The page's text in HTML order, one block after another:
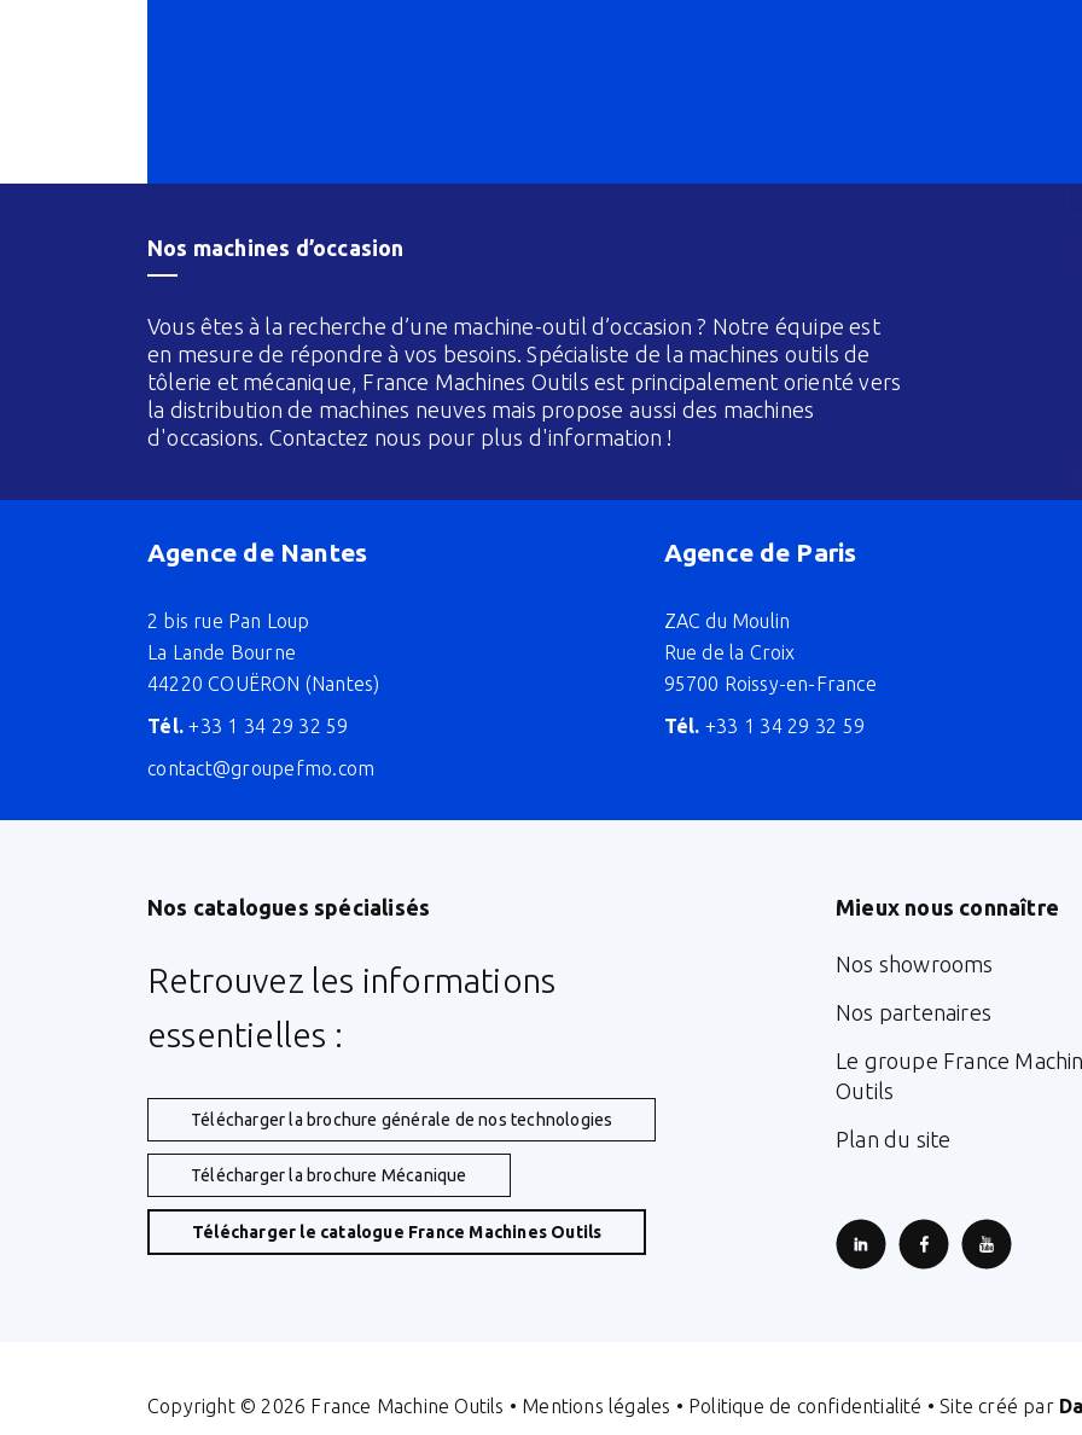
Nos machines d’occasion
Vous êtes à la recherche d’une machine-outil d’occasion ? Notre équipe est
en mesure de répondre à vos besoins. Spécialiste de la machines outils de
tôlerie et mécanique, France Machines Outils est principalement orienté vers
la distribution de machines neuves mais propose aussi des machines
d'occasions. Contactez nous pour plus d'information !
Agence de Nantes
2 bis rue Pan Loup
La Lande Bourne
44220 COUËRON (Nantes)
Tél. +33 1 34 29 32 59
contact@groupefmo.com
Agence de Paris
ZAC du Moulin
Rue de la Croix
95700 Roissy-en-France
Tél. +33 1 34 29 32 59
Nos catalogues spécialisés
Retrouvez les informations
essentielles :
Télécharger la brochure générale de nos technologies
Télécharger la brochure Mécanique
Télécharger le catalogue France Machines Outils
Mieux nous connaître
Nos showrooms
Nos partenaires
Le groupe France
Outils
Plan du site
Copyright © 2026 France Machine Outils • Mentions légales • Politique de confidentialité • Site créé par